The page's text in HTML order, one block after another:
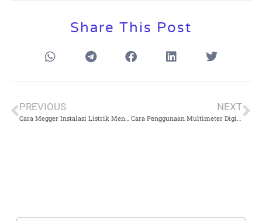
Share This Post
PREVIOUS
Cara Megger Instalasi Listrik Menggunakan Multimeter Digital: Checklist Praktis Sebelum Dan Sesudah Pengujian
NEXT
Cara Penggunaan Multimeter Digital di Industri: Setting, Pengukuran, dan Keamanannya